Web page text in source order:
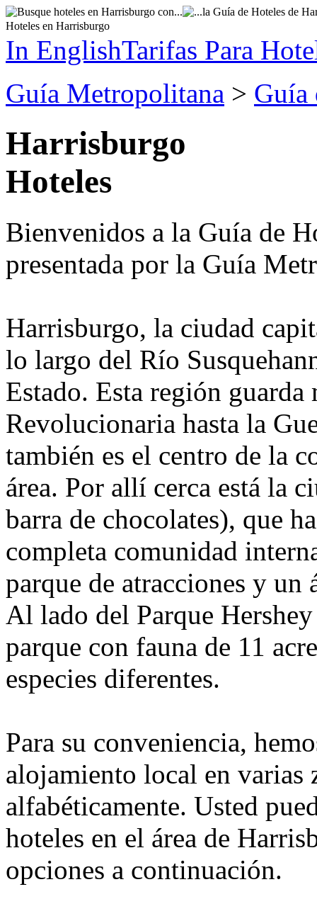
Hoteles en Harrisburgo
In EnglishTarifas Para
Guía Metropolitana > Guía
Harrisburgo
Hoteles
Bienvenidos a la Guía de
presentada por la Guía
Harrisburgo, la ciudad
lo largo del Río
Estado. Esta región
Revolucionaria hasta la
también es el centro de la
área. Por allí cerca está la
barra de chocolates), que
completa comunidad
parque de atracciones y un
Al lado del Parque
parque con fauna de 11
especies diferentes.
Para su conveniencia,
alojamiento local en varias
alfabéticamente. Usted
hoteles en el área de
opciones a continuación.